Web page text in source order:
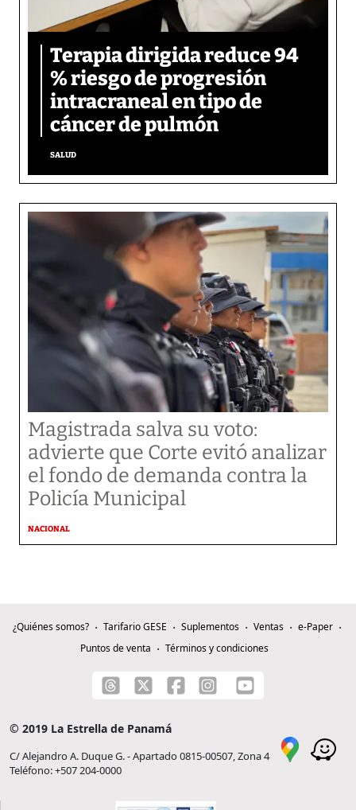
Terapia dirigida reduce 94
% riesgo de progresión
intracraneal en tipo de
cáncer de pulmón
SALUD
Magistrada salva su voto:
advierte que Corte evitó analizar
el fondo de demanda contra la
Policía Municipal
NACIONAL
¿Quiénes somos? Tarifario GESE Suplementos Ventas
e-Paper
Puntos de venta
Términos y condiciones
© 2019 La Estrella de Panamá
C/ Alejandro A. Duque G. - Apartado 0815-00507, Zona 4
Teléfono: +507 204-0000